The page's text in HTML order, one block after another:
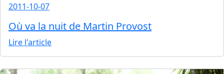
2011-10-07
Où va la nuit de Martin Provost
Lire l'article